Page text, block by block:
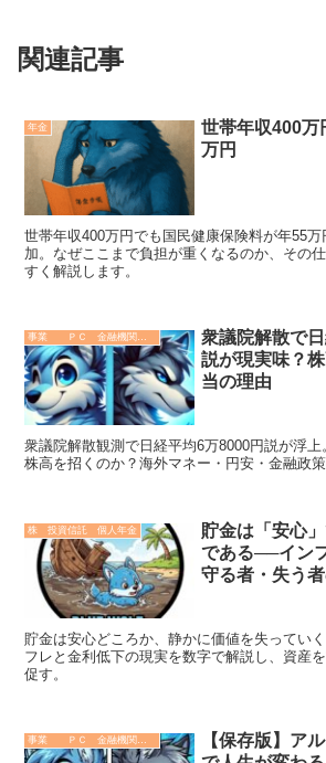
関連記事
年金
世帯年収400万
万円
世帯年収400万円でも国民健康保険料が年55
加。なぜここまで負担が重くなるのか、その
すく解説します。
事業 ＰＣ 金融機関 その他
衆議院解散で
説が現実味？
当の理由
衆議院解散観測で日経平均6万8000円説が浮
株高を招くのか？海外マネー・円安・金融政
株 投資信託 個人年金
貯金は「安心
である──イン
守る者・失う
貯金は安心どころか、静かに価値を失ってい
フレと金利低下の現実を数字で解説し、資産
促す。
【保存版】ア